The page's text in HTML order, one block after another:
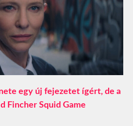
egy új fejezetet ígért, de a
Fincher Squid Game